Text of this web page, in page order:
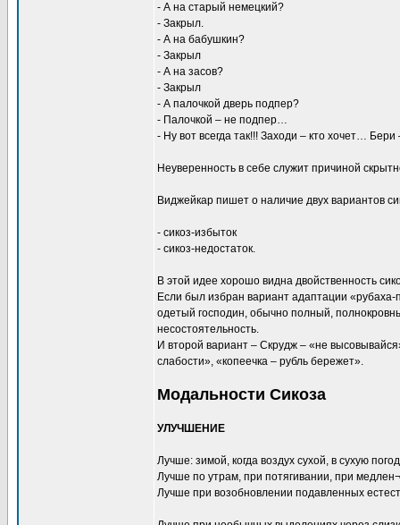
- А на старый немецкий?
- Закрыл.
- А на бабушкин?
- Закрыл
- А на засов?
- Закрыл
- А палочкой дверь подпер?
- Палочкой – не подпер…
- Ну вот всегда так!!! Заходи – кто хочет…
Неуверенность в себе служит причиной
Виджейкар пишет о наличие двух вариантов
- сикоз-избыток
- сикоз-недостаток.
В этой идее хорошо видна двойственность
Если был избран вариант адаптации
одетый господин, обычно полный,
несостоятельность.
И второй вариант – Скрудж – «не
слабости», «копеечка – рубль бережет».
Модальности Сикоза
УЛУЧШЕНИЕ
Лучше: зимой, когда воздух сухой, в сухую
Лучше по утрам, при потягивании, при
Лучше при возобновлении подавленных